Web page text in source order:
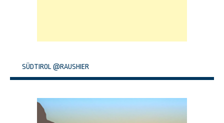
SÜDTIROL @RAUSHIER